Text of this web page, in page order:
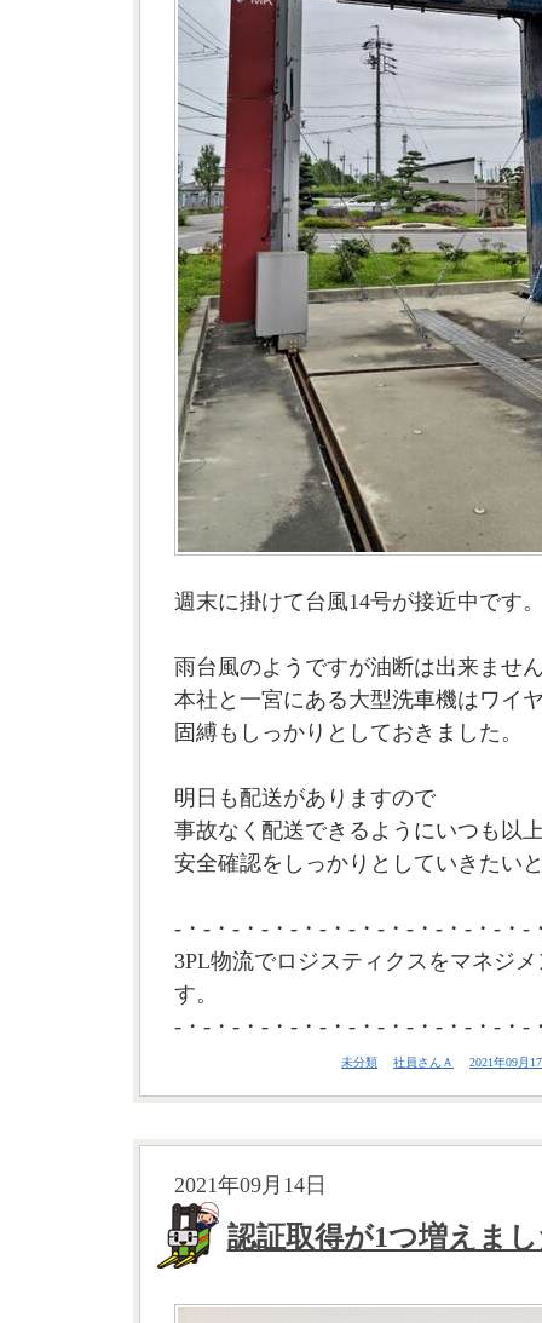
週末に掛けて台風14号が接近中です
雨台風のようですが油断は出来ませ
本社と一宮にある大型洗車機はワイ
固縛もしっかりとしておきました。
明日も配送がありますので
事故なく配送できるようにいつも以
安全確認をしっかりとしていきたい
-・-・-・-・-・-・-・-・-・-・-・-・-
3PL物流でロジスティクスをマネジ
す。
-・-・-・-・-・-・-・-・-・-・-・-・-
未分類 社員さんＡ 2021年09月
2021年09月14日
認証取得が1つ増えま